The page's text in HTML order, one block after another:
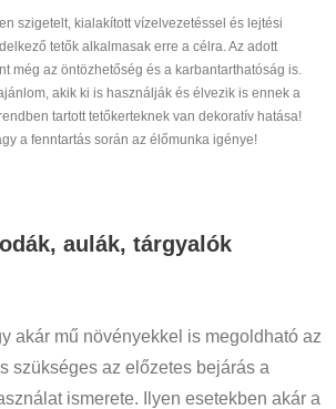
szigetelt, kialakított vízelvezetéssel és lejtési
tetők alkalmasak erre a célra. Az adott
még az öntözhetőség és a karbantarthatóság is.
akik ki is használják és élvezik is ennek a
tartott tetőkerteknek van dekoratív hatása!
a fenntartás során az élőmunka igénye!
aulák, tárgyalók
akár mű növényekkel is megoldható az
szükséges az előzetes bejárás a
ismerete. Ilyen esetekben akár a